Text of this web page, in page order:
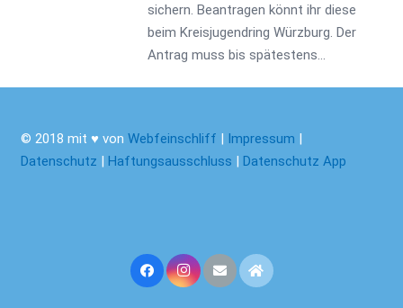
sichern. Beantragen könnt ihr diese
beim Kreisjugendring Würzburg. Der
Antrag muss bis spätestens…
© 2018 mit ♥ von Webfeinschliff | Impressum |
Datenschutz | Haftungsausschluss | Datenschutz App